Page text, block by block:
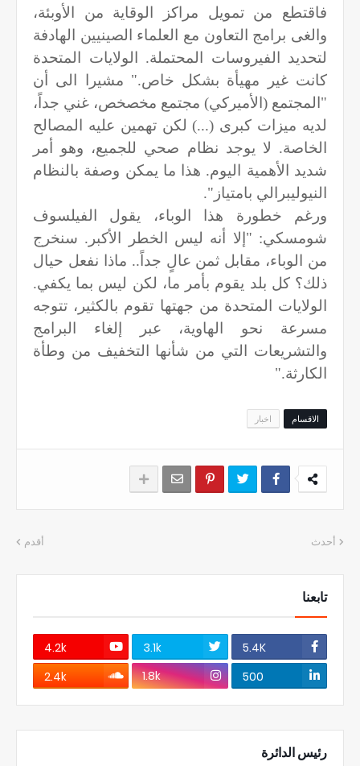
فاقتطع من تمويل مراكز الوقاية من الأوبئة،
والغى برامج التعاون مع العلماء الصينيين الهادفة
لتحديد الفيروسات المحتملة. الولايات المتحدة
كانت غير مهيأة بشكل خاص." مشيرا الى أن
"المجتمع (الأميركي) مجتمع مخصخص، غني جداً،
لديه ميزات كبرى (...) لكن تهمين عليه المصالح
الخاصة. لا يوجد نظام صحي للجميع، وهو أمر
شديد الأهمية اليوم. هذا ما يمكن وصفة بالنظام
النيوليبرالي بامتياز".
ورغم خطورة هذا الوباء، يقول الفيلسوف
شومسكي: "إلا أنه ليس الخطر الأكبر. سنخرج
من الوباء، مقابل ثمن عالٍ جداً.. ماذا نفعل حيال
ذلك؟ كل بلد يقوم بأمر ما، لكن ليس بما يكفي.
الولايات المتحدة من جهتها تقوم بالكثير، تتوجه
مسرعة نحو الهاوية، عبر إلغاء البرامج
والتشريعات التي من شأنها التخفيف من وطأة
الكارثة."
الاقسام اخبار
أحدث أقدم
تابعنا
5.4K
3.1k
4.2k
500
1.8k
2.4k
رئيس الدائرة